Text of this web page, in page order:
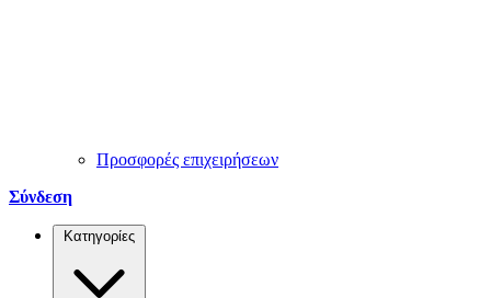
Προσφορές επιχειρήσεων
Σύνδεση
Κατηγορίες